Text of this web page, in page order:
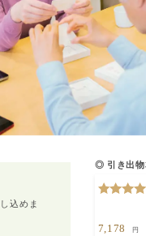
込めま
◎ 引き出物
7,178 円